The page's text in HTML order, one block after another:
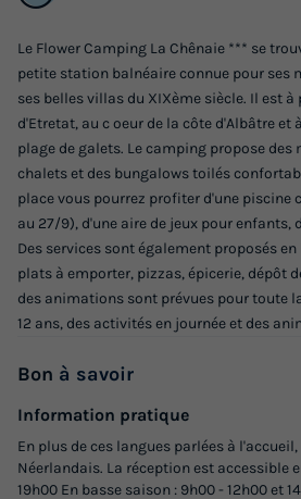
Le Flower Camping La Chênaie *** se
petite station balnéaire connue pour ses
ses belles villas du XIXème siècle. Il est
d'Etretat, au c oeur de la côte d'Albâtre et
plage de galets. Le camping propose des
chalets et des bungalows toilés
place vous pourrez profiter d'une piscine
au 27/9), d'une aire de jeux pour enfants,
Des services sont également proposés
plats à emporter, pizzas, épicerie, dépôt
des animations sont prévues pour toute
12 ans, des activités en journée et des
Bon à savoir
Information pratique
En plus de ces langues parlées à
Néerlandais. La réception est accessible
19h00 En basse saison : 9h00 - 12h00 et